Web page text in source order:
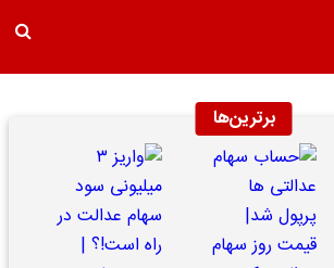
برترین‌ها